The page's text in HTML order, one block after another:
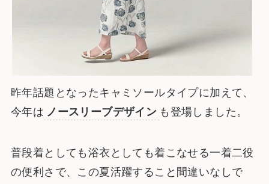
昨年話題となったキャミソールタイプに加えて、
今年は ノースリーブデザイン も登場しました。
普段着としても浴衣としても着こなせる一着二役
の便利さで、この夏活躍すること間違いなしで